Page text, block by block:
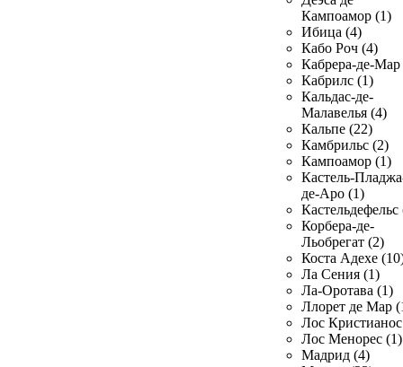
Кампоамор (1)
Ибица (4)
Кабо Роч (4)
Кабрера-де-Мар
Кабрилс (1)
Кальдас-де-
Малавелья (4)
Кальпе (22)
Камбрильс (2)
Кампоамор (1)
Кастель-
де-Аро (1)
Кастельдефельс
Корбера-де-
Льобрегат (2)
Коста Адехе
Ла Сения (1)
Ла-Оротава (1)
Ллорет де Мар
Лос
Лос Менорес (1)
Мадрид (4)